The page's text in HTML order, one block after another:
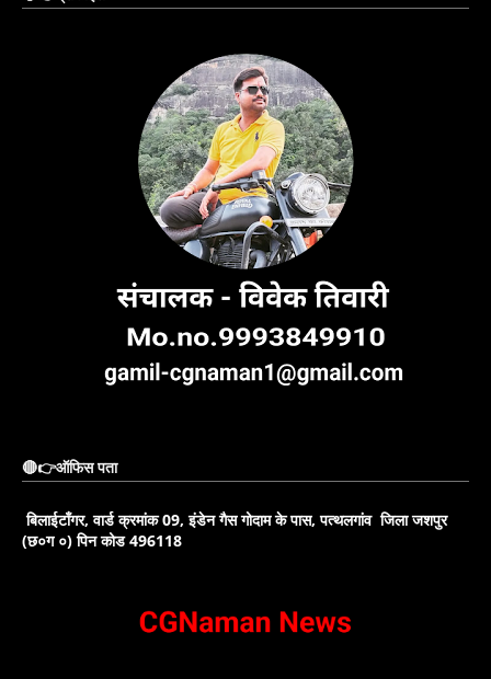
🔴👉ऑफिस पता
बिलाईटाँगर, वार्ड क्रमांक 09, इंडेन गैस गोदाम के पास, पत्थलगांव जिला जशपुर
(छ०ग ०) पिन कोड 496118